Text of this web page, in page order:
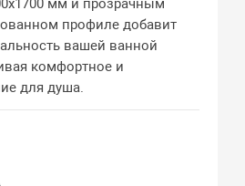
мм и прозрачным
профиле добавит
вашей ванной
комфортное и
для душа.